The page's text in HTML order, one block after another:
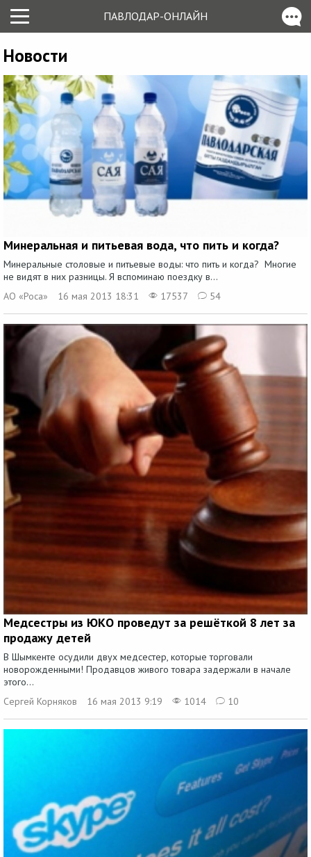
ПАВЛОДАР-ОНЛАЙН
Новости
Минеральная и питьевая вода, что пить и когда?
Минеральные столовые и питьевые воды: что пить и когда? Многие
не видят в них разницы. Я вспоминаю поездку в...
АО «Роса»
16 мая 2013 18:31 17537 54
Медсестры из ЮКО проведут за решёткой 8 лет за
продажу детей
В Шымкенте осудили двух медсестер, которые торговали
новорождeнными! Продавцов живого товара задержали в начале
этого...
Сергей Корняков
16 мая 2013 9:19 1014 10